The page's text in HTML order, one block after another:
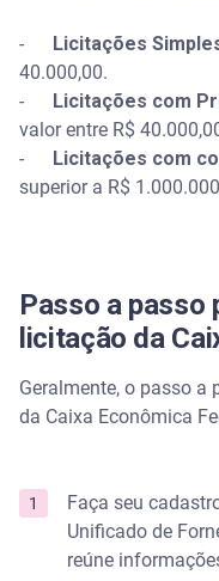
- Licitações
40.000,00.
-
Licitações com
valor entre R$
-
Licitações com
superior a R$
Passo a passo
licitação da
Geralmente, o passo
da Caixa Econômica
Faça seu
Unificado de
reúne